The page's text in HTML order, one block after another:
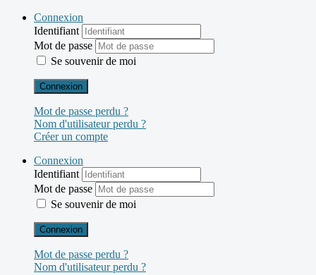
Connexion
Identifiant
Mot de passe
Se souvenir de moi
Connexion
Mot de passe perdu ?
Nom d'utilisateur perdu ?
Créer un compte
Connexion
Identifiant
Mot de passe
Se souvenir de moi
Connexion
Mot de passe perdu ?
Nom d'utilisateur perdu ?